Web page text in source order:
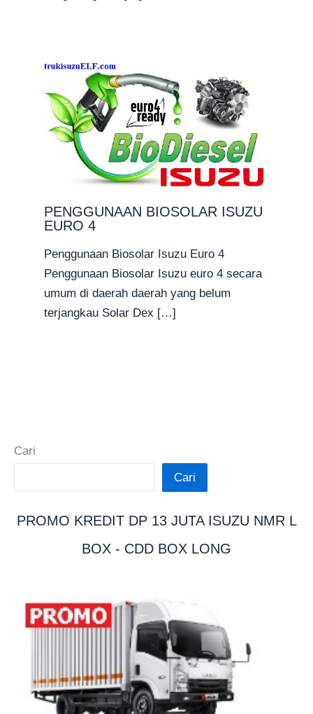
PENGGUNAAN BIOSOLAR ISUZU
EURO 4
Penggunaan Biosolar Isuzu Euro 4
Penggunaan Biosolar Isuzu euro 4 secara
umum di daerah daerah yang belum
terjangkau Solar Dex […]
Cari
Cari
PROMO KREDIT DP 13 JUTA ISUZU NMR L
BOX - CDD BOX LONG